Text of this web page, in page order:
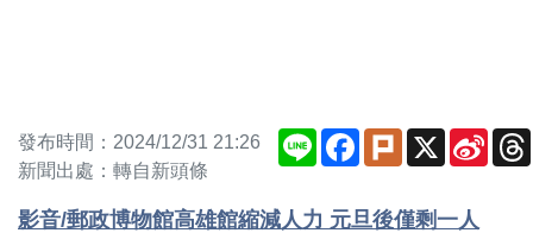
發布時間：2024/12/31 21:26
新聞出處：轉自新頭條
Line Facebook
Plurk X
Sina
影音/郵政博物館高雄館縮減人力 元旦後僅剩一人